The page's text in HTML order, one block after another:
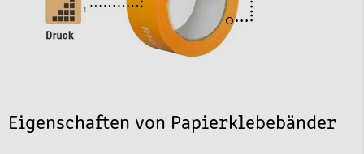
Eigenschaften von Papierklebebänder